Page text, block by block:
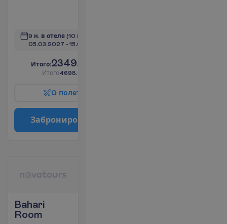
9 н. в отеле (10 н. всего)
05.03.2027 - 15.03.2027
Итого:2349.00
Итого4698.00
О полет
Заброниро
Bahari
Room